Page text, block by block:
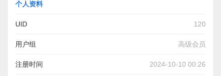
个人资料
UID 120
用户组 高级会员
注册时间 2024-10-10 00:26